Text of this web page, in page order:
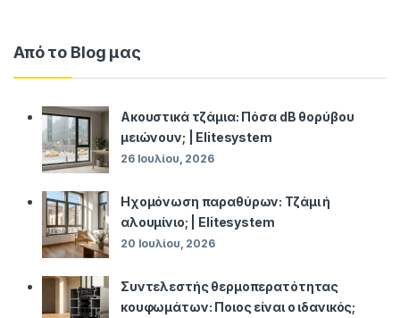
Από το Blog μας
Ακουστικά τζάμια: Πόσα dB θορύβου
μειώνουν; | Elitesystem
26 Ιουλίου, 2026
Ηχομόνωση παραθύρων: Τζάμι ή
αλουμίνιο; | Elitesystem
20 Ιουλίου, 2026
Συντελεστής θερμοπερατότητας
κουφωμάτων: Ποιος είναι ο ιδανικός;